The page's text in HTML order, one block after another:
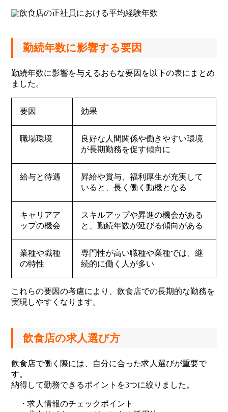
勤続年数に影響する要因
勤続年数に影響を与えるおもな要因を以下の表にまとめ
ました。
要因 効果
職場環境
良好な人間関係や働きやすい環境
が長期勤務を促す傾向に
給与と待遇
昇給や賞与、福利厚生が充実して
いると、長く働く動機となる
キャリアア
ップの機会
スキルアップや昇進の機会がある
と、勤続年数が延びる傾向がある
業種や職種
の特性
専門性が高い職種や業種では、継
続的に働く人が多い
これらの要因の考慮により、飲食店での長期的な勤務を
実現しやすくなります。
飲食店の求人選び方
飲食店で働く際には、自分に合った求人選びが重要で
す。
納得して勤務できるポイントを3つに絞りました。
・求人情報のチェックポイント